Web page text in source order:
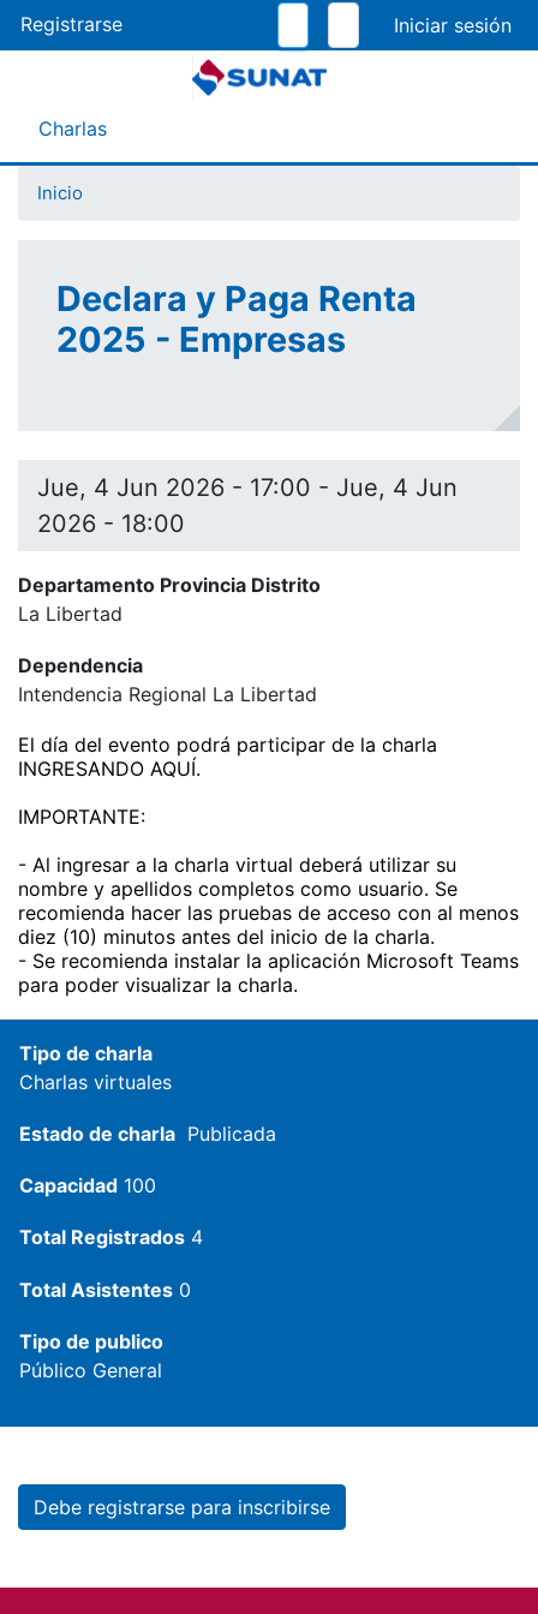
al
contenido
Registrarse
Menú Asistente
Charlas
Inicio
Declara y Paga Renta
2025 - Empresas
Jue, 4 Jun 2026 - 17:00 - Jue, 4 Jun
2026 - 18:00
Departamento Provincia Distrito
La Libertad
Dependencia
Intendencia Regional La Libertad
El día del evento podrá participar de la charla
INGRESANDO AQUÍ.
IMPORTANTE:
- Al ingresar a la charla virtual deberá utilizar su
nombre y apellidos completos como usuario. Se
recomienda hacer las pruebas de acceso con al menos
diez (10) minutos antes del inicio de la charla.
- Se recomienda instalar la aplicación Microsoft Teams
para poder visualizar la charla.
Tipo de charla
Charlas virtuales
Estado de charla Publicada
Capacidad 100
Total Registrados 4
Total Asistentes 0
Tipo de publico
Público General
Debe registrarse para inscribirse